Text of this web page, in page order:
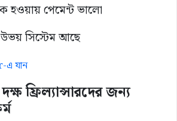
হওয়ায় পেমেন্ট ভালো
সিস্টেম আছে
যান
ফ্রিল্যান্সারদের জন্য